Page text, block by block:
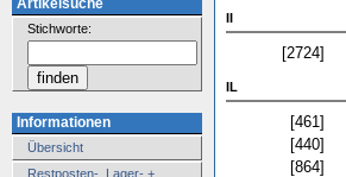
Stichworte:
Informationen
Übersicht
Restposten-, Lager- +
II
[2724]
IL
[461]
[440]
[864]